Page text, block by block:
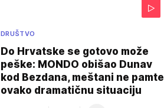
DRUŠTVO
Do Hrvatske se gotovo može
peške: MONDO obišao Dunav
kod Bezdana, meštani ne pamte
ovako dramatičnu situaciju